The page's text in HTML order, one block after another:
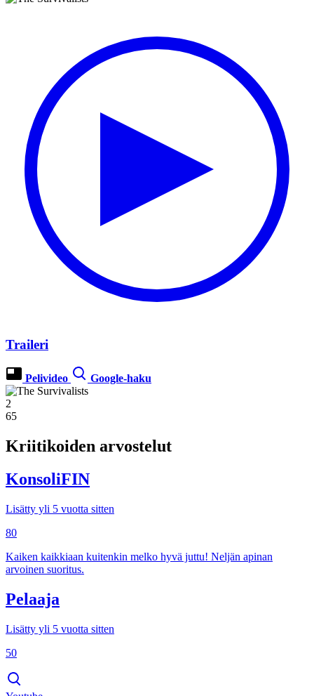
Traileri
Pelivideo Google-haku
2
65
Kriitikoiden arvostelut
KonsoliFIN
Lisätty yli 5 vuotta sitten
80
Kaiken kaikkiaan kuitenkin melko hyvä juttu! Neljän apinan
arvoinen suoritus.
Pelaaja
Lisätty yli 5 vuotta sitten
50